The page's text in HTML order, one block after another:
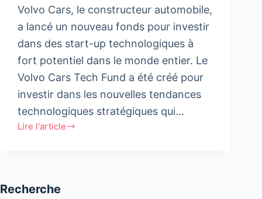
Volvo Cars, le constructeur automobile,
a lancé un nouveau fonds pour investir
dans des start-up technologiques à
fort potentiel dans le monde entier. Le
Volvo Cars Tech Fund a été créé pour
investir dans les nouvelles tendances
technologiques stratégiques qui…
Lire l'article
Volvo
fonds
Recherche